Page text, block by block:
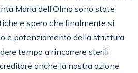
Maria dell’Olmo sono state
e spero che finalmente si
e potenziamento della struttura,
tempo a rincorrere sterili
anche la nostra azione